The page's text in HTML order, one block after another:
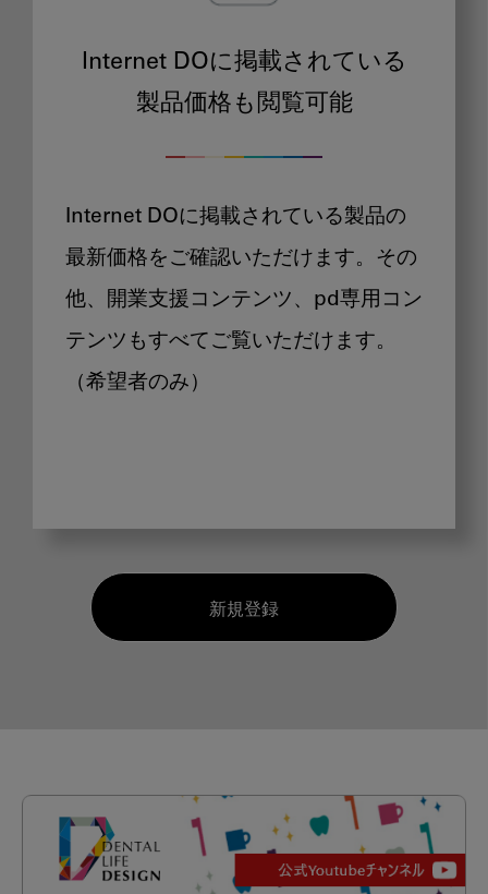
Internet DOに掲載されている
製品価格も閲覧可能
Internet DOに掲載されている製品の
最新価格をご確認いただけます。その
他、開業支援コンテンツ、pd専用コン
テンツもすべてご覧いただけます。
（希望者のみ）
新規登録